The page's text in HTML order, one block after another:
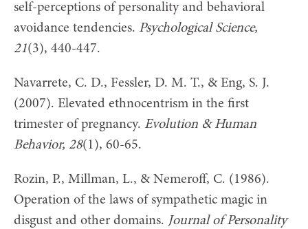
self-perceptions of personality and behavioral
avoidance tendencies. Psychological Science,
21(3), 440-447.
Navarrete, C. D., Fessler, D. M. T., & Eng, S. J.
(2007). Elevated ethnocentrism in the first
trimester of pregnancy. Evolution & Human
Behavior, 28(1), 60-65.
Rozin, P., Millman, L., & Nemeroff, C. (1986).
Operation of the laws of sympathetic magic in
disgust and other domains. Journal of Personality